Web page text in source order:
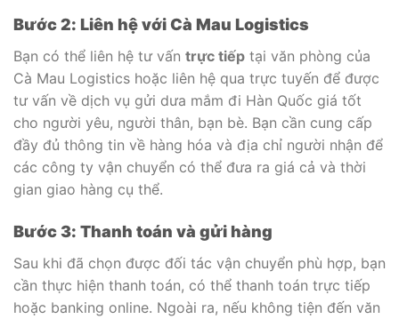
Bước 2: Liên hệ với Cà Mau Logistics
Bạn có thể liên hệ tư vấn trực tiếp tại văn phòng của
Cà Mau Logistics hoặc liên hệ qua trực tuyến để được
tư vấn về dịch vụ gửi dưa mắm đi Hàn Quốc giá tốt
cho người yêu, người thân, bạn bè. Bạn cần cung cấp
đầy đủ thông tin về hàng hóa và địa chỉ người nhận để
các công ty vận chuyển có thể đưa ra giá cả và thời
gian giao hàng cụ thể.
Bước 3: Thanh toán và gửi hàng
Sau khi đã chọn được đối tác vận chuyển phù hợp, bạn
cần thực hiện thanh toán, có thể thanh toán trực tiếp
hoặc banking online. Ngoài ra, nếu không tiện đến văn